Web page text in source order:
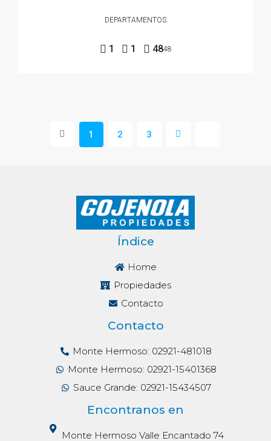
DEPARTAMENTOS
1 1 4848
1 2 3
Índice
Home
Propiedades
Contacto
Contacto
Monte Hermoso: 02921-481018
Monte Hermoso: 02921-15401368
Sauce Grande: 02921-15434507
Encontranos en
Monte Hermoso Valle Encantado 74